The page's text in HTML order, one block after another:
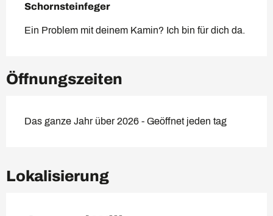
Schornsteinfeger
Ein Problem mit deinem Kamin? Ich bin für dich da.
Öffnungszeiten
Das ganze Jahr über 2026 - Geöffnet jeden tag
Lokalisierung